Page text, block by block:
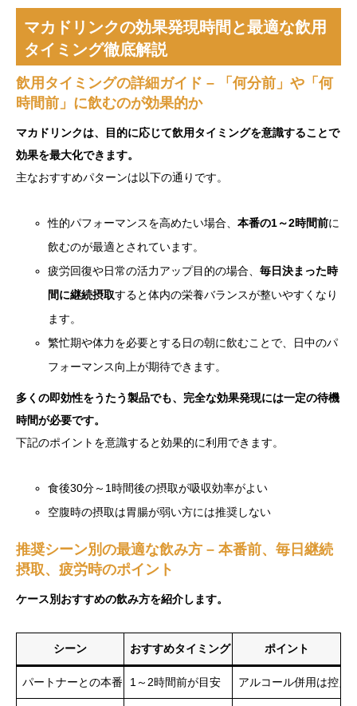
マカドリンクの効果発現時間と最適な飲用
タイミング徹底解説
飲用タイミングの詳細ガイド – 「何分前」や「何
時間前」に飲むのが効果的か
マカドリンクは、目的に応じて飲用タイミングを意識することで
効果を最大化できます。
主なおすすめパターンは以下の通りです。
性的パフォーマンスを高めたい場合、 本番の1～2時間前に
飲むのが最適とされています。
疲労回復や日常の活力アップ目的の場合、 毎日決まった時
間に継続摂取すると体内の栄養バランスが整いやすくなり
ます。
繁忙期や体力を必要とする日の朝に飲むことで、日中のパ
フォーマンス向上が期待できます。
多くの即効性をうたう製品でも、完全な効果発現には一定の待機
時間が必要です。
下記のポイントを意識すると効果的に利用できます。
食後30分～1時間後の摂取が吸収効率がよい
空腹時の摂取は胃腸が弱い方には推奨しない
推奨シーン別の最適な飲み方 – 本番前、毎日継続
摂取、疲労時のポイント
ケース別おすすめの飲み方を紹介します。
シーン おすすめタイミング ポイント
パートナーとの本番 1～2時間前が目安 アルコール併用は控え